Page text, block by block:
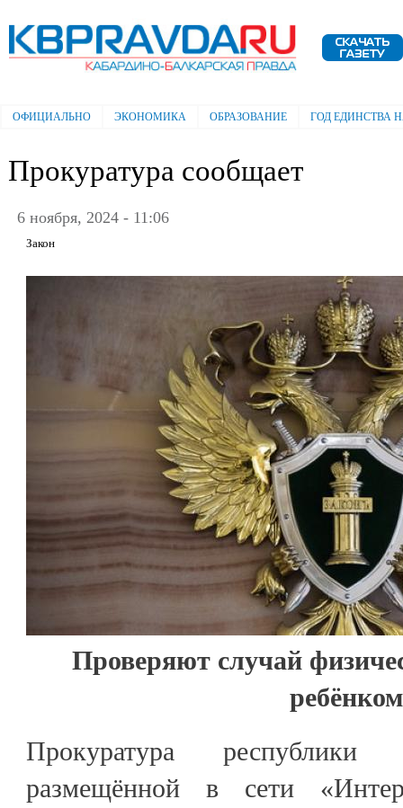
Электронная газета "Кабардино-
Балкарская правда"
Главное меню
ОФИЦИАЛЬНО ЭКОНОМИКА ОБРАЗОВАНИЕ ГОД ЕДИНСТВА
Прокуратура сообщает
6 ноября, 2024 - 11:06
Закон
Проверяют случай
ребёнком
Прокуратура республики
размещённой в сети